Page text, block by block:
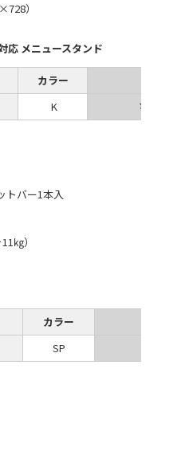
）
応 メニュースタンド
カラー
K ￥71,600
トバー1本入
㎏）
カラー
SP